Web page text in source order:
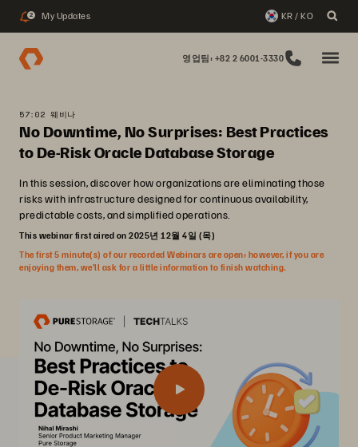
2 My Updates KR / KO
영업팀: +82 2 6001-3330
57:02 웨비나
No Downtime, No Surprises: Best Practices
to De-Risk Oracle Database Storage
In this session, discover how organizations are eliminating those
risks with infrastructure designed for continuous availability,
predictable costs, and simplified operations.
This webinar first aired on 2025년 12월 4일 (목)
The first 5 minute(s) of our recorded Webinars are open; however, if you are
enjoying them, we’ll ask for a little information to finish watching.